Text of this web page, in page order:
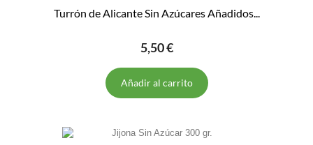
Turrón de Alicante Sin Azúcares Añadidos...
5,50 €
Añadir al carrito